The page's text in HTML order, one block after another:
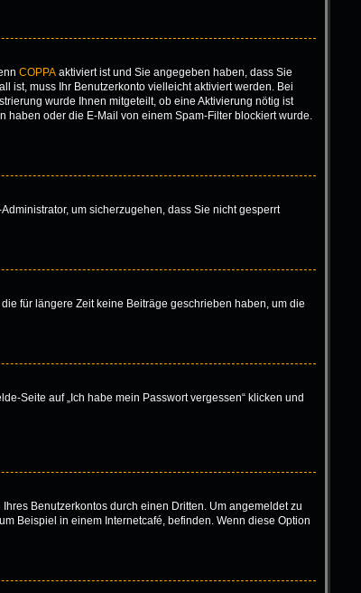
COPPAaktiviert ist und Sie angegeben haben, dass Sie
ist, muss Ihr Benutzerkonto vielleicht aktiviert werden. Bei
wurde Ihnen mitgeteilt, ob eine Aktivierung nötig ist
oder die E-Mail von einem Spam-Filter blockiert wurde.
um sicherzugehen, dass Sie nicht gesperrt
für längere Zeit keine Beiträge geschrieben haben, um die
Seite auf „Ich habe mein Passwort vergessen“ klicken und
Benutzerkontos durch einen Dritten. Um angemeldet zu
Beispiel in einem Internetcafé, befinden. Wenn diese Option